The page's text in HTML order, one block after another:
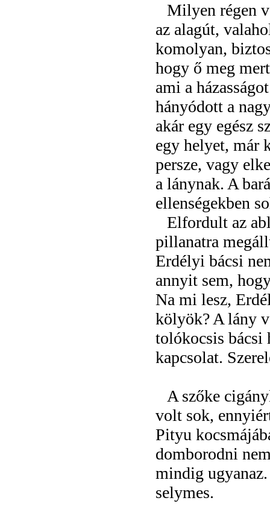
Milyen régen
az alagút,
komolyan,
hogy ő meg
ami a
hányódott a
akár egy egész
egy helyet, már
persze, vagy
a lánynak. A
ellenségekben
Elfordult az
pillanatra
Erdélyi bácsi
annyit sem,
Na mi lesz,
kölyök? A lány
tolókocsis bácsi
kapcsolat.
A szőke
volt sok,
Pityu
domborodni
mindig
selymes.